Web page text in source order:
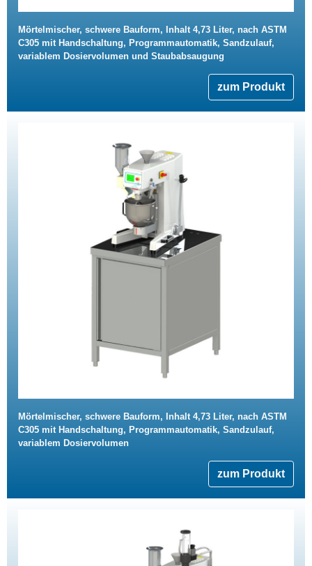
Mörtelmischer, schwere Bauform, Inhalt 4,73 Liter, nach ASTM
C305 mit Handschaltung, Programmautomatik, Sandzulauf,
variablem Dosiervolumen und Staubabsaugung
zum Produkt
Mörtelmischer, schwere Bauform, Inhalt 4,73 Liter, nach ASTM
C305 mit Handschaltung, Programmautomatik, Sandzulauf,
variablem Dosiervolumen
zum Produkt